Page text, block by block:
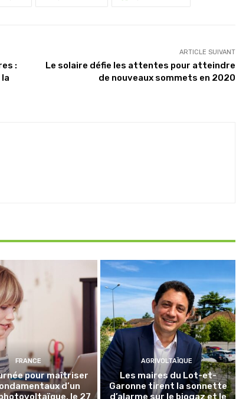
:
ARTICLE SUIVANT
Le solaire défie les attentes pour atteindre
de nouveaux sommets en 2020
FRANCE
pour maîtriser
d’un
le 27
AGRIVOLTAÏQUE
Les maires du Lot-et-
Garonne tirent la sonnette
d’alarme sur le biogaz et le